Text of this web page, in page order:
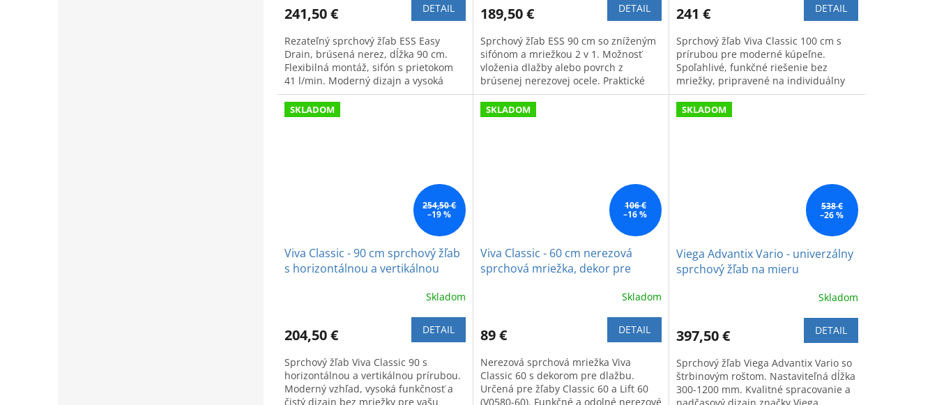
241,50 € DETAIL
Rezateľný sprchový žľab ESS Easy
Drain, brúsená nerez, dĺžka 90 cm.
Flexibilná montáž, sifón s prietokom
41 l/min. Moderný dizajn a vysoká
kvalita.
189,50 € DETAIL
Sprchový žľab ESS 90 cm so zníženým
sifónom a mriežkou 2 v 1. Možnosť
vloženia dlažby alebo povrch z
brúsenej nerezovej ocele. Praktické
riešenie pre modernú kúpeľňu.
241 € DETAIL
Sprchový žľab Viva Classic 100 cm s
prírubou pre moderné kúpeľne.
Spoľahlivé, funkčné riešenie bez
mriežky, pripravené na individuálny
dizajn.
SKLADOM
254,50 €
–19 %
Viva Classic - 90 cm sprchový žľab
s horizontálnou a vertikálnou
Skladom
204,50 € DETAIL
Sprchový žľab Viva Classic 90 s
horizontálnou a vertikálnou prírubou.
Moderný vzhľad, vysoká funkčnosť a
čistý dizajn bez mriežky pre vašu
SKLADOM
106 €
–16 %
Viva Classic - 60 cm nerezová
sprchová mriežka, dekor pre
Skladom
89 € DETAIL
Nerezová sprchová mriežka Viva
Classic 60 s dekorom pre dlažbu.
Určená pre žľaby Classic 60 a Lift 60
(V0580-60). Funkčné a odolné nerezové
SKLADOM
538 €
–26 %
Viega Advantix Vario - univerzálny
sprchový žľab na mieru
Skladom
397,50 € DETAIL
Sprchový žľab Viega Advantix Vario so
štrbinovým roštom. Nastaviteľná dĺžka
300-1200 mm. Kvalitné spracovanie a
nadčasový dizajn značky Viega.